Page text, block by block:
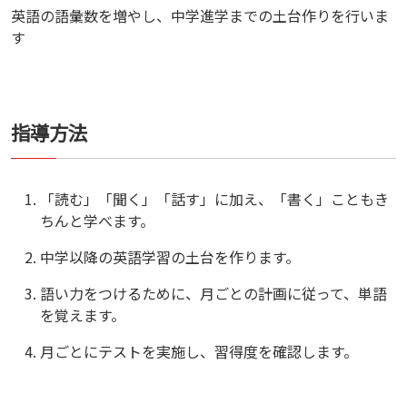
英語の語彙数を増やし、中学進学までの土台作りを行いま
す
指導方法
「読む」「聞く」「話す」に加え、「書く」こともき
ちんと学べます。
中学以降の英語学習の土台を作ります。
語い力をつけるために、月ごとの計画に従って、単語
を覚えます。
月ごとにテストを実施し、習得度を確認します。